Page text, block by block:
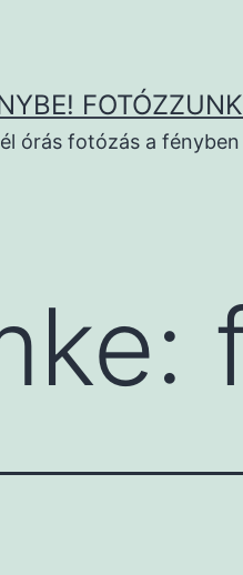
órás fotózás a fényben